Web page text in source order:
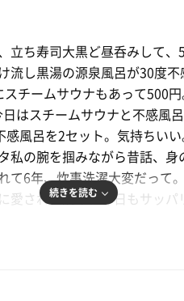
立ち寿司大黒ど昼呑みして
流し黒湯の源泉風呂が30度
チームサウナもあって500
はスチームサウナと不感風
風呂を2セット。気持ちい
私の腕を掴みながら昔話、
て6年、炊事洗濯大変だって
愛されて幾年、今日もサッ
続きを読む